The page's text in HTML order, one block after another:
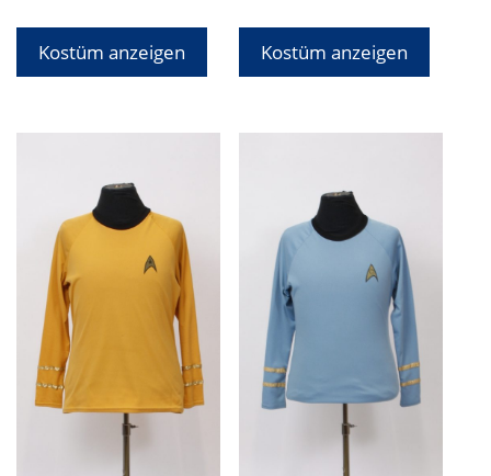
Kostüm anzeigen Kostüm anzeigen